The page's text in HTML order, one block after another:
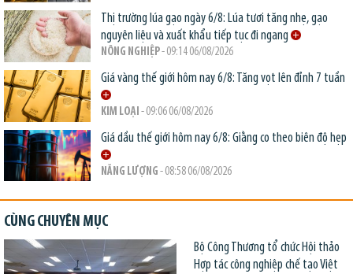
Thị trường lúa gạo ngày 6/8: Lúa tươi tăng nhẹ, gạo
nguyên liệu và xuất khẩu tiếp tục đi ngang
NÔNG NGHIỆP- 09:14 06/08/2026
Giá vàng thế giới hôm nay 6/8: Tăng vọt lên đỉnh 7 tuần
KIM LOẠI - 09:06 06/08/2026
Giá dầu thế giới hôm nay 6/8: Giằng co theo biên độ hẹp
NĂNG LƯỢNG - 08:58 06/08/2026
CÙNG CHUYÊN MỤC
Bộ Công Thương tổ chức Hội thảo
Hợp tác công nghiệp chế tạo Việt